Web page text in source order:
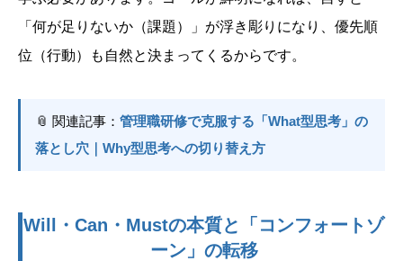
「何が足りないか（課題）」が浮き彫りになり、優先順
位（行動）も自然と決まってくるからです。
📎 関連記事： 管理職研修で克服する「What型思考」の
落とし穴｜Why型思考への切り替え方
Will・Can・Mustの本質と「コンフォートゾ
ーン」の転移